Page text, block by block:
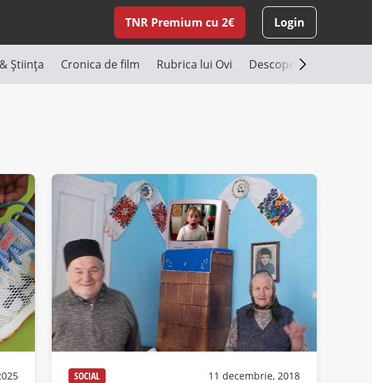
TNR Premium cu 2€ Login
Știința Cronica de film Rubrica lui Ovi Descoperă România
SOCIAL 11 decembrie, 2018